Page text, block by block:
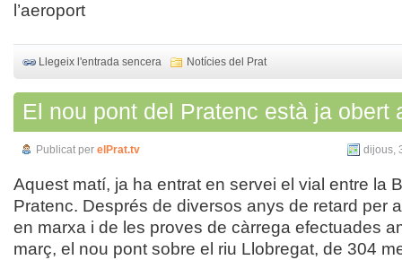
l’aeroport
Llegeix l'entrada sencera Notícies del Prat
El nou pont del Pratenc està ja obert
Publicat per elPrat.tv dijous,
Aquest matí, ja ha entrat en servei el vial entre la
Pratenc. Després de diversos anys de retard per
en marxa i de les proves de càrrega efectuades
març, el nou pont sobre el riu Llobregat, de 304